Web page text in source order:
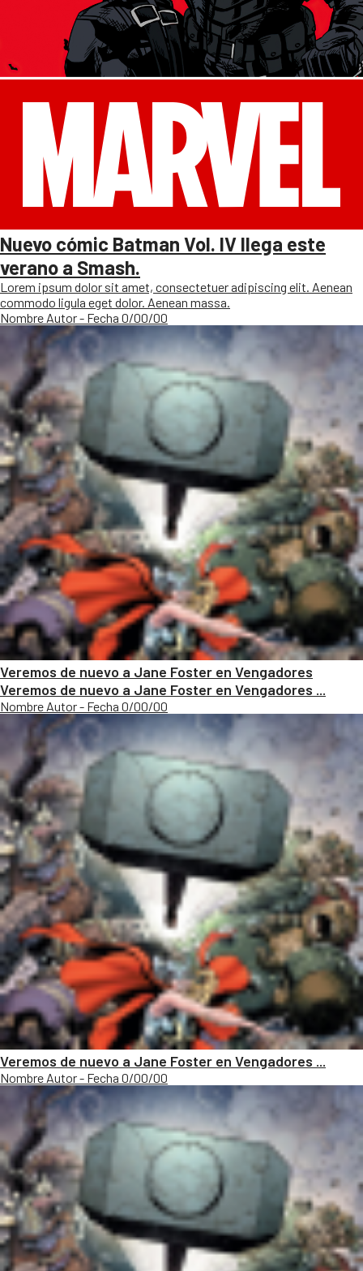
Nuevo cómic Batman Vol. IV llega este
verano a Smash.
Lorem ipsum dolor sit amet, consectetuer adipiscing elit. Aenean
commodo ligula eget dolor. Aenean massa.
Nombre Autor - Fecha 0/00/00
Veremos de nuevo a Jane Foster en Vengadores
Veremos de nuevo a Jane Foster en Vengadores ...
Nombre Autor - Fecha 0/00/00
Veremos de nuevo a Jane Foster en Vengadores ...
Nombre Autor - Fecha 0/00/00